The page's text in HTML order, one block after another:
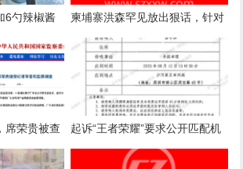
6勺辣椒酱
应：气愤，
浪费
柬埔寨洪森罕见放出狠话，针对
国内电诈产业下达终极清剿指
令，要求彻查涉案官员
席荣贵被查
起诉“王者荣耀”要求公开匹配机
制案一审诉求被驳回，法院：属